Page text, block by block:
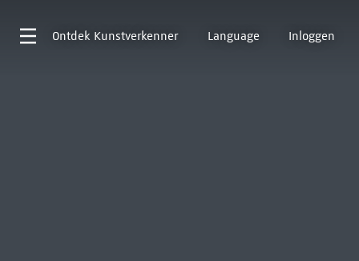
Ontdek Kunstverkenner Language Inloggen